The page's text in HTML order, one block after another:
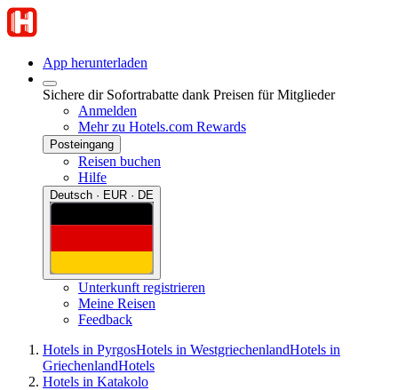
App herunterladen
Sichere dir Sofortrabatte dank Preisen für Mitglieder
Anmelden
Mehr zu Hotels.com Rewards
Posteingang
Reisen buchen
Hilfe
Deutsch · EUR · DE
Unterkunft registrieren
Meine Reisen
Feedback
Hotels in PyrgosHotels in WestgriechenlandHotels in
GriechenlandHotels
Hotels in Katakolo